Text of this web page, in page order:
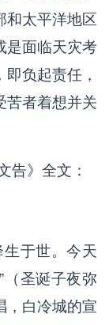
和太平洋地区
是面临天灾考
负起责任，
苦者着想并关
告》全文：
于世。今天
圣诞子夜弥
，白冷城的宣